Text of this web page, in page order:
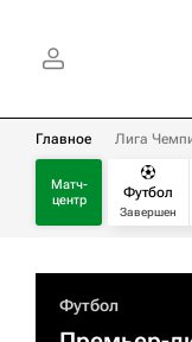
Главное Лига
Матч-
центр
Футбол
Завершен
Футбол